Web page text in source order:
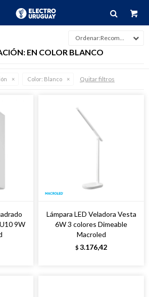
Recomendados
EN COLOR BLANCO
Color: Blanco Quitar filtros
9W
Lámpara LED Veladora Vesta
6W 3 colores Dimeable
Macroled
$ 3.176,42